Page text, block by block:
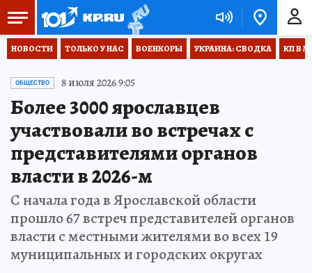
НОВОСТИ ТОЛЬКО У НАС ВОЕНКОРЫ УКРАИНА: СВОДКА КП В
ОБЩЕСТВО 8 июля 2026 9:05
Более 3000 ярославцев
участвовали во встречах с
представителями органов
власти в 2026-м
С начала года в Ярославской области
прошло 67 встреч представителей органов
власти с местными жителями во всех 19
муниципальных и городских округах